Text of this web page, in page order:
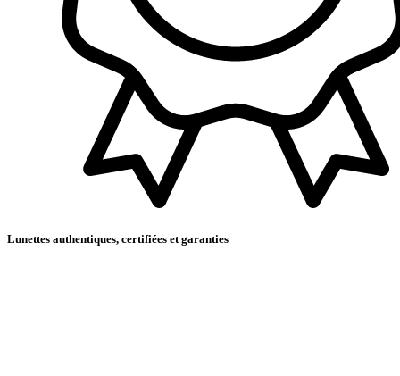
Lunettes authentiques, certifiées et garanties